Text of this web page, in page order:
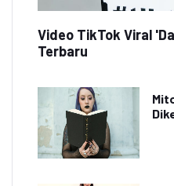
Video TikTok Viral
Terbaru